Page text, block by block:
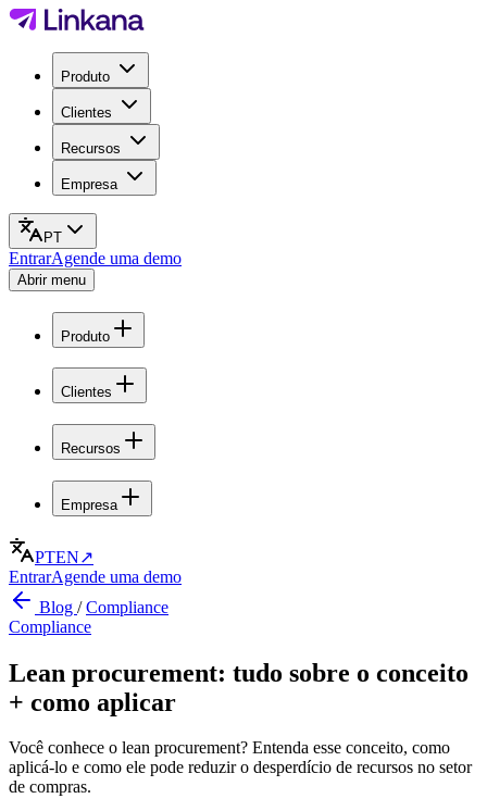
Produto
Clientes
Recursos
Empresa
PT
EntrarAgende uma demo
Abrir menu
Produto
Clientes
Recursos
Empresa
PTEN↗
EntrarAgende uma demo
Blog /Compliance
Compliance
Lean procurement: tudo sobre o conceito
+ como aplicar
Você conhece o lean procurement? Entenda esse conceito, como
aplicá-lo e como ele pode reduzir o desperdício de recursos no setor
de compras.